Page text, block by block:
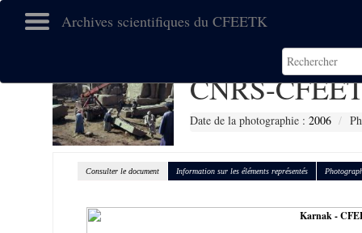
Archives scientifiques du CFEETK
CNRS-
Date de la photographie :2006
Consulter le document Information sur les éléments représentés